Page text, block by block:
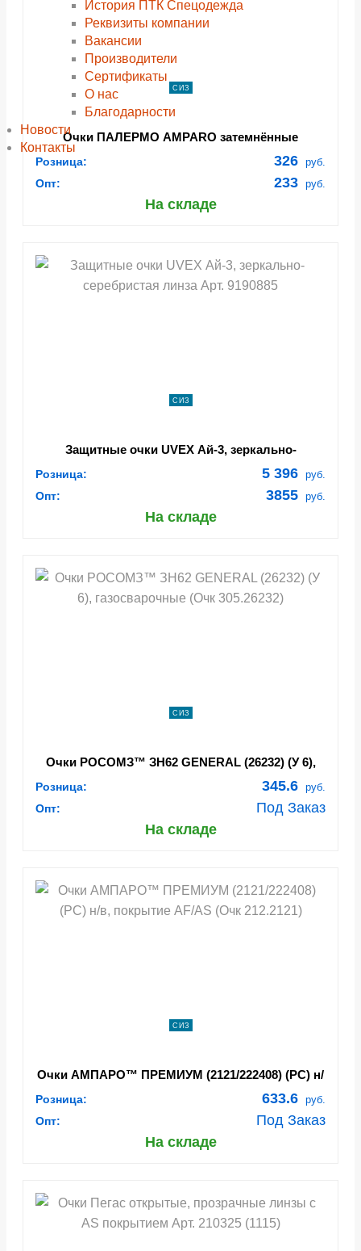
История ПТК Спецодежда
Реквизиты компании
Вакансии
Производители
Сертификаты
О нас
Благодарности
Новости
Контакты
СИЗ
Очки ПАЛЕРМО AMPARO затемнённые
Розница: 326 руб.
Опт: 233 руб.
На складе
СИЗ
Защитные очки UVEX Ай-3, зеркально-
Розница: 5 396 руб.
Опт: 3855 руб.
На складе
СИЗ
Очки РОСОМЗ™ ЗН62 GENERAL (26232) (У 6),
Розница: 345.6 руб.
Опт:
Под Заказ
На складе
СИЗ
Очки АМПАРО™ ПРЕМИУМ (2121/222408) (РС) н/
Розница: 633.6 руб.
Опт:
Под Заказ
На складе